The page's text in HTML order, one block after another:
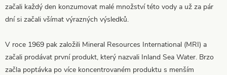
začali každý den konzumovat malé množství této vody a už za pár
dní si začali všímat výrazných výsledků.
V roce 1969 pak založili Mineral Resources International (MRI) a
začali prodávat první produkt, který nazvali Inland Sea Water. Brzo
začla poptávka po více koncentrovaném produktu s menším